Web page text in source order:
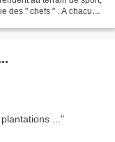
des " chefs " . A chacun